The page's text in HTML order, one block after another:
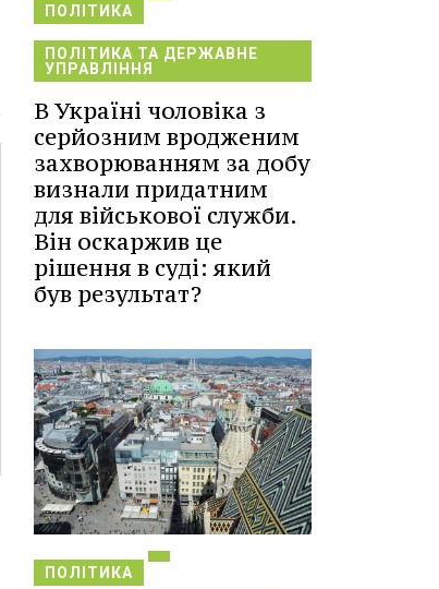
ПОЛІТИКА
ПОЛІТИКА ТА ДЕРЖАВНЕ
УПРАВЛІННЯ
В Україні чоловіка з
серйозним вродженим
захворюванням за добу
визнали придатним
для військової служби.
Він оскаржив це
рішення в суді: який
був результат?
ПОЛІТИКА